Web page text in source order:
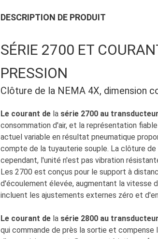
DESCRIPTION DE PRODUIT
SÉRIE 2700 ET
PRESSION
Clôture de la NEMA 4X, dimension
Le courant de la série 2700 au
consommation d'air, et la représentation
actuel variable en résultat pneumatique
compte de la tuyauterie souple. La clôture
cependant, l'unité n'est pas vibration
Les 2700 est conçus pour le support à
d'écoulement élevée, augmentant la vitesse
incluent les ajustements externes zéro et
Le courant de la série 2800 au
qui commande de près la sortie et